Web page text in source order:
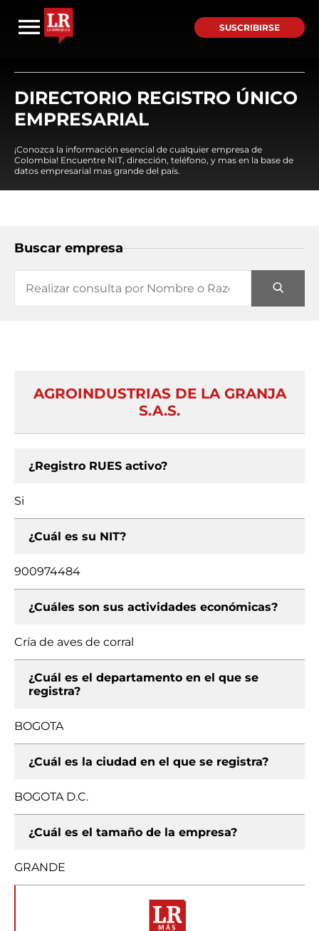
SUSCRIBIRSE
DIRECTORIO REGISTRO ÚNICO
EMPRESARIAL
¡Conozca la información esencial de cualquier empresa de
Colombia! Encuentre NIT, dirección, teléfono, y mas en la base de
datos empresarial mas grande del país.
Buscar empresa
AGROINDUSTRIAS DE LA GRANJA
S.A.S.
¿Registro RUES activo?
Si
¿Cuál es su NIT?
900974484
¿Cuáles son sus actividades económicas?
Cría de aves de corral
¿Cuál es el departamento en el que se
registra?
BOGOTA
¿Cuál es la ciudad en el que se registra?
BOGOTA D.C.
¿Cuál es el tamaño de la empresa?
GRANDE